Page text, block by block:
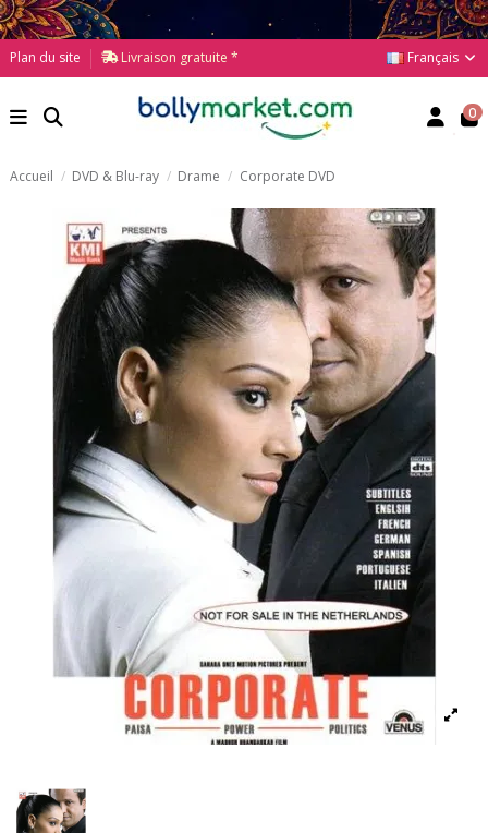
Plan du site Livraison gratuite * Français
0
Accueil DVD & Blu-ray Drame Corporate DVD